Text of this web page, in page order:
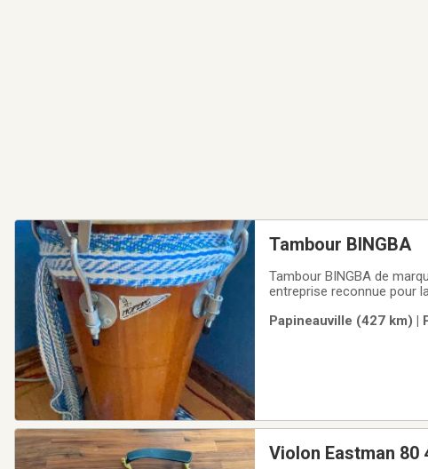
Tambour BINGBA
Tambour BINGBA de
entreprise reconnue pour
Papineauville (427 km) |
Violon Eastman 80